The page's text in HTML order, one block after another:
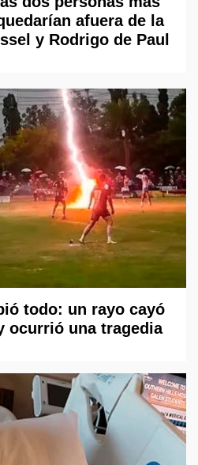
afuera de la
y Rodrigo de Paul
todo: un rayo cayó
ocurrió una tragedia